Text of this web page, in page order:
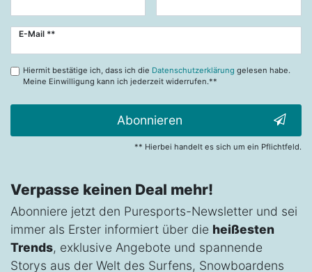
E-Mail **
Newsletter
Hiermit bestätige ich, dass ich die Datenschutzerklärung gelesen habe.
Meine Einwilligung kann ich jederzeit widerrufen.**
Abonnieren
** Hierbei handelt es sich um ein Pflichtfeld.
Verpasse keinen Deal mehr!
Abonniere jetzt den Puresports-Newsletter und sei
immer als Erster informiert über die heißesten
Trends, exklusive Angebote und spannende
Storys aus der Welt des Surfens, Snowboardens